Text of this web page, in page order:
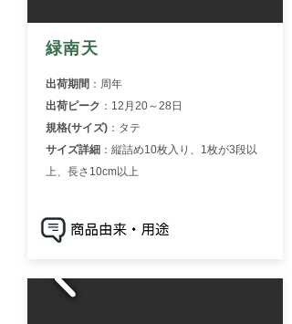
緑南天
出荷期間 ：周年
出荷ピーク ：12月20～28日
規格(サイズ) ：タテ
サイズ詳細 ： 縦詰め10枚入り、1枚が3段以
上、長さ10cm以上